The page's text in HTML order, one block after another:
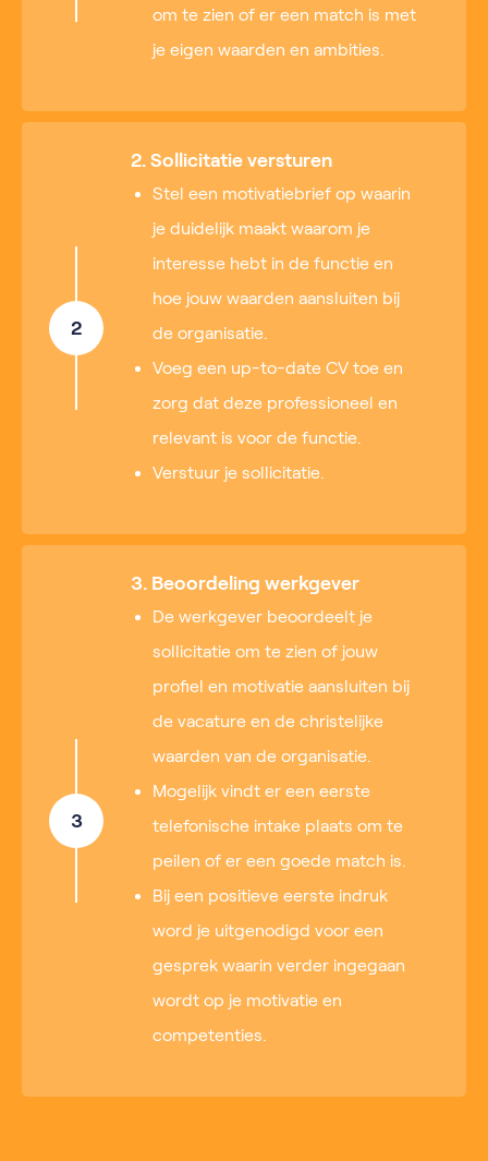
om te zien of er een match is met
je eigen waarden en ambities.
2
2. Sollicitatie versturen
Stel een motivatiebrief op waarin
je duidelijk maakt waarom je
interesse hebt in de functie en
hoe jouw waarden aansluiten bij
de organisatie.
Voeg een up-to-date CV toe en
zorg dat deze professioneel en
relevant is voor de functie.
Verstuur je sollicitatie.
3
3. Beoordeling werkgever
De werkgever beoordeelt je
sollicitatie om te zien of jouw
profiel en motivatie aansluiten bij
de vacature en de christelijke
waarden van de organisatie.
Mogelijk vindt er een eerste
telefonische intake plaats om te
peilen of er een goede match is.
Bij een positieve eerste indruk
word je uitgenodigd voor een
gesprek waarin verder ingegaan
wordt op je motivatie en
competenties.